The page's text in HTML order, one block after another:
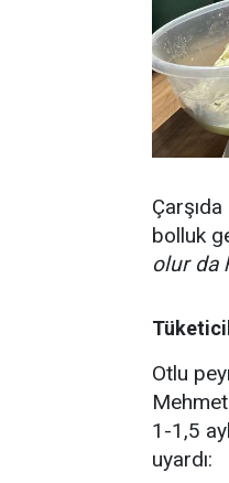
bolluk
olur da
Otlu
1-1,5
uyardı: